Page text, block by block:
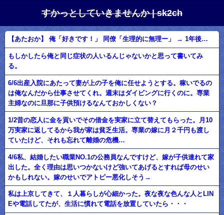
すかっとしていきませんか | sk2ch
【あたおか】 俺「好きです！」 同僚「生理的に無理ー」 → 1年後…
もしかしたら俺と同じ症状の人いるんじゃないかと思って書いてみ
る。
6/6出産入院にあたって妻が上の子を俺に任せようとする。稼いでるの
は俺なんだから仕事させてくれ。週末はダイビングに行くのに。専業
主婦なのに旦那に子供預けるなんておかしくない？
1/2昔の恋人に金を貢いでその借金を実家に立て替えてもらった。月10
万実家に返してるから我が家は貧乏生活。専業の嫁に月２千円も渡し
ていたけど、それも忘れて離婚の危機…
4/6私、結婚したい職業NO.1の公務員なんですけど、嫁が子供連れて家
出した。全く理由は思いつかないけど強いてあげるとすれば母のせい
かもしれない。嫁のせいでアトピー悪化しそう→
私は上京してきて、１人暮らしが心細かった。夜な夜な色んな人とLIN
Eや電話してたが、生活に慣れて電話を放置していたら・・・